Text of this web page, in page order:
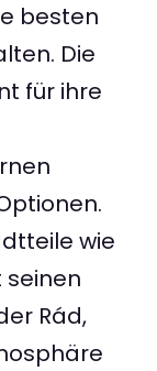
besten
Die
für ihre
wie
seinen
Rád,